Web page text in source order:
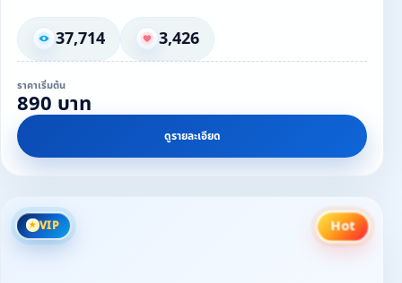
37,714 3,426
ราคาเริ่มต้น
890 บาท
ดูรายละเอียด
VIP Hot